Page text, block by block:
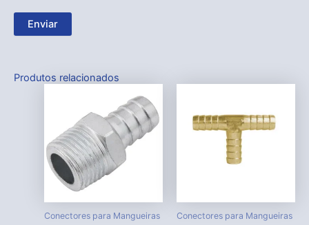
Produtos relacionados
Conectores para Mangueiras Conectores para Mangueiras